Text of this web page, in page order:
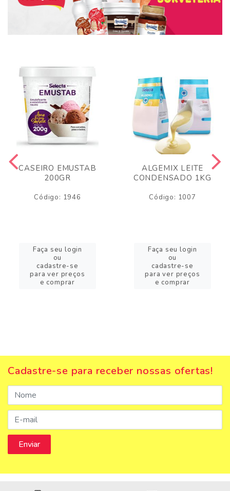
CASEIRO EMUSTAB
200GR
Código: 1946
Faça seu login
ou
cadastre-se
para ver preços
e comprar
ALGEMIX LEITE
CONDENSADO 1KG
Código: 1007
Faça seu login
ou
cadastre-se
para ver preços
e comprar
Cadastre-se para receber nossas ofertas!